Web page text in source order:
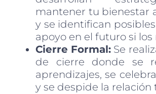
mantener tu bienestar
y se identifican
apoyo en el futuro si los
Cierre Formal: Se
de cierre donde se
aprendizajes, se
y se despide la relación